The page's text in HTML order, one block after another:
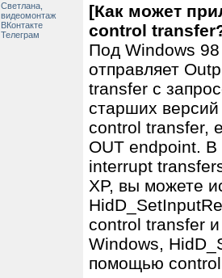
Светлана,
видеомонтаж
ВКонтакте
Телеграм
[Как может
control
Под Windows
отправляет
transfer с
старших версий
control transfer,
OUT endpoint. В
interrupt
XP, вы можете
control transfer
Windows,
помощью control